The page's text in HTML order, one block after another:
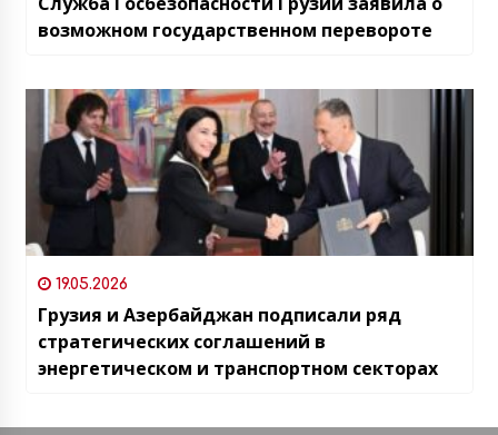
возможном государственном перевороте
19.05.2026
Грузия и Азербайджан подписали ряд
стратегических соглашений в
энергетическом и транспортном секторах